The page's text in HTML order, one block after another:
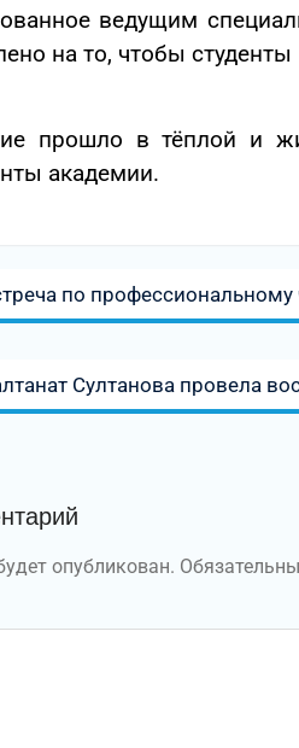
ведущим
на то, чтобы
прошло в тёплой и
академии.
по профессиональному
Султанова провела
опубликован.